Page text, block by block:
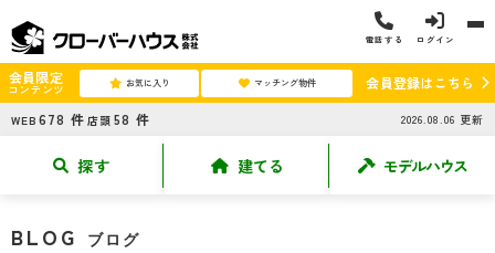
電話する ログイン
会員限定
コンテンツ お気に入り マッチング物件 会員登録はこちら
WEB 678 件 店頭 58 件 2026.08.06 更新
探す 建てる モデルハウス
BLOG ブログ